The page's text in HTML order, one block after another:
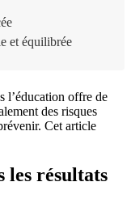
et équilibrée
l’éducation offre de
des risques
Cet article
les résultats